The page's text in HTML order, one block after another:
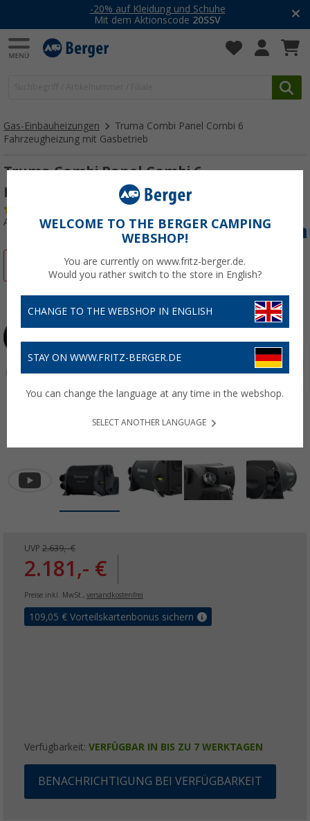
-20% auf Kleidung und Schuhe
Mit dem Aktionscode 20SSV
Gas-Einbauheizungen
Truma Combi Panel Combi 6
Fahrzeugheizung mit Gasbetrieb
Truma Combi Panel Combi 6
Fahrzeugheizung mit Gasbetrieb
Art.-Nr.: 435597
UVP 2.639,- €
2.181,- €
Preise inkl. MwSt., versandkostenfrei
109,05 € Vorteilskartenbonus sichern
Verfügbarkeit: VERFÜGBAR IN BIS ZU 7 WERKTAGEN
BENACHRICHTIGUNG BEI VERFÜGBARKEIT
WELCOME TO THE BERGER CAMPING
WEBSHOP!
You are currently on www.fritz-berger.de.
Would you rather switch to the store in English?
CHANGE TO THE WEBSHOP IN ENGLISH
STAY ON WWW.FRITZ-BERGER.DE
You can change the language at any time in the webshop.
SELECT ANOTHER LANGUAGE